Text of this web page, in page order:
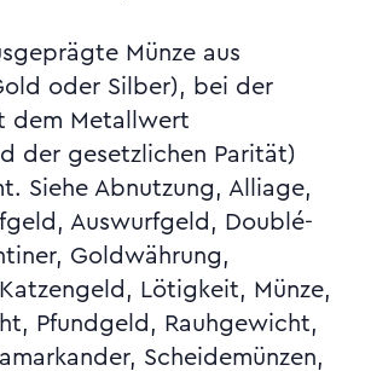
Münze aus
oder Silber), bei der
dem Metallwert
der gesetzlichen Parität)
Siehe Abnutzung, Alliage,
Auswurfgeld, Doublé-
Goldwährung,
Lötigkeit, Münze,
Pfundgeld, Rauhgewicht,
Scheidemünzen,